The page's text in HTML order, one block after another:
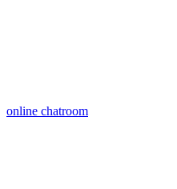
online chatroom